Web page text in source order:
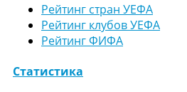
Рейтинг стран УЕФА
Рейтинг клубов УЕФА
Рейтинг ФИФА
Статистика